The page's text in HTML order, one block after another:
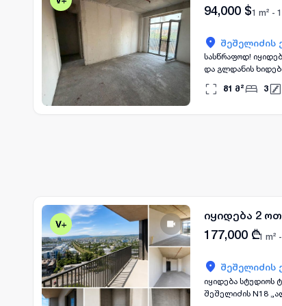
94,000 $1 m² -
შეშელიძის
სასწრაფოდ!
და გლდანის
მისაღები, ან 2
81 მ² 3
იყიდება 2
177,000 ₾1 m² -
შეშელიძის
იყიდება სტუდიოს
შეშელიძის N18 „ალფა სახლი“